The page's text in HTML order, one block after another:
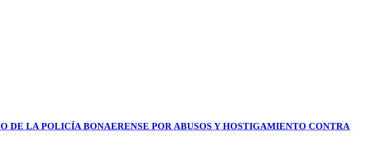
DE LA POLICÍA BONAERENSE POR ABUSOS Y HOSTIGAMIENTO CONTRA